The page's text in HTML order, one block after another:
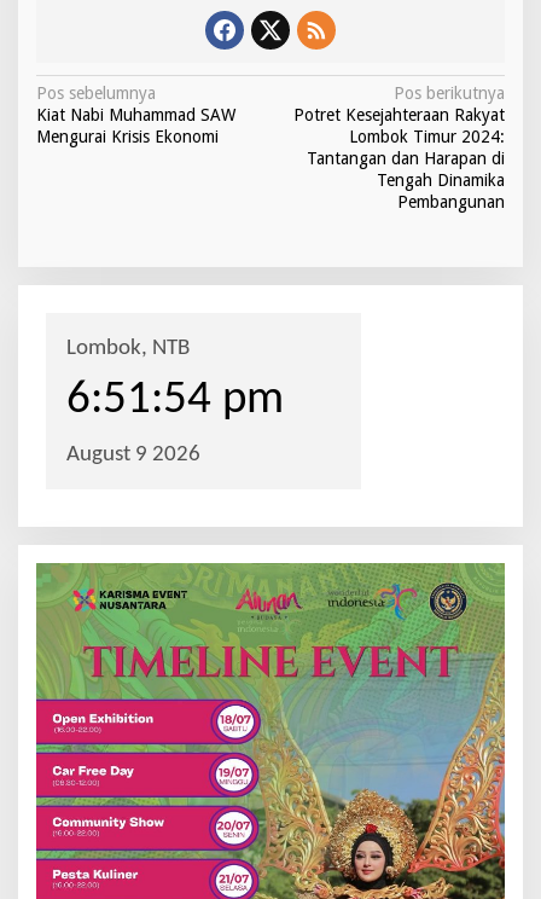
N
a
Pos sebelumnya
Kiat Nabi Muhammad SAW
Mengurai Krisis Ekonomi
Pos berikutnya
Potret Kesejahteraan Rakyat
Lombok Timur 2024:
Tantangan dan Harapan di
Tengah Dinamika
Pembangunan